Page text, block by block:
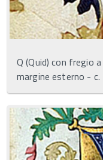
Q (Quid) con fregio
margine esterno - c.